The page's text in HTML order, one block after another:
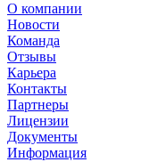
О компании
Новости
Команда
Отзывы
Карьера
Контакты
Партнеры
Лицензии
Документы
Информация